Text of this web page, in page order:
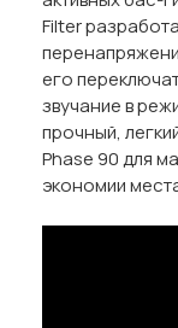
Filter
его
звучание в
прочный,
Phase 90 для
экономии